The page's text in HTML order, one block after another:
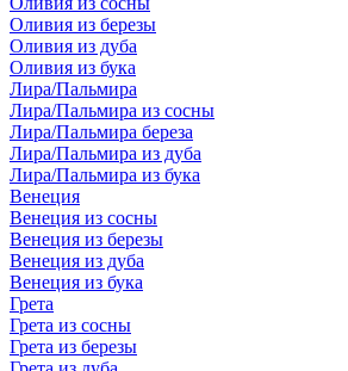
Оливия из березы
Оливия из дуба
Оливия из бука
Лира/Пальмира
Лира/Пальмира из сосны
Лира/Пальмира береза
Лира/Пальмира из дуба
Лира/Пальмира из бука
Венеция
Венеция из сосны
Венеция из березы
Венеция из дуба
Венеция из бука
Грета
Грета из сосны
Грета из березы